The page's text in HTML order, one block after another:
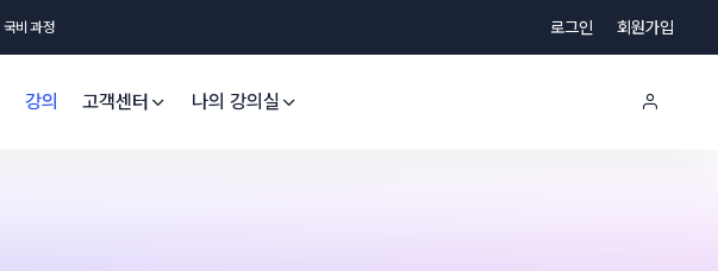
비 과정 로그인 회원가입
강의 고객센터 나의 강의실